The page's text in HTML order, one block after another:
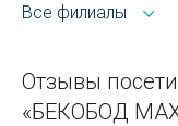
Все филиалы
Отзывы
«БЕКОБОД